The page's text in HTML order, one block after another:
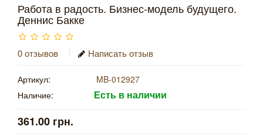
Работа в радость. Бизнес-модель будущего.
Деннис Бакке
0 отзывов Написать отзыв
Артикул:
MB-012927
Наличие:
Есть в наличии
361.00 грн.